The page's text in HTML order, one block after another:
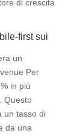
di crescita
sui
un
Per
in più
Questo
un tasso di
da una